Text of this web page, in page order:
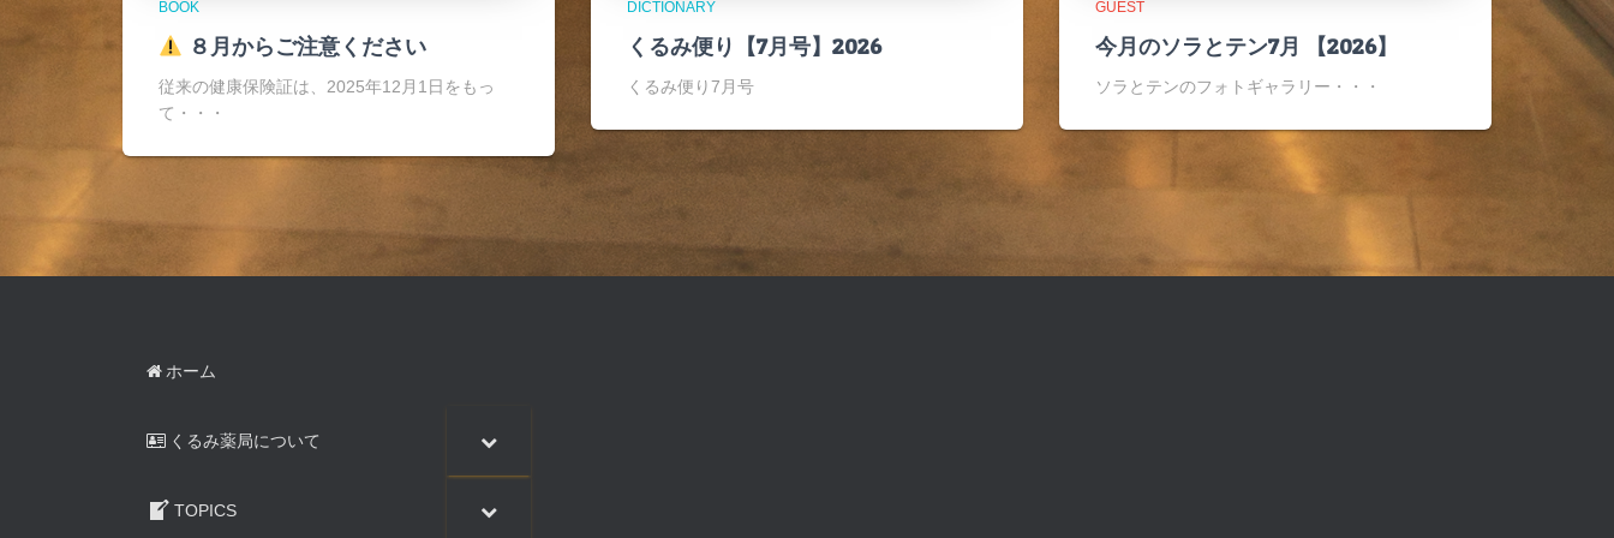
BOOK
８月からご注意ください
従来の健康保険証は、2025年12月1日をもっ
て・・・
DICTIONARY
くるみ便り【7月号】2026
くるみ便り7月号
GUEST
今月のソラとテン7月 【2026】
ソラとテンのフォトギャラリー・・・
ホーム
くるみ薬局について
TOPICS